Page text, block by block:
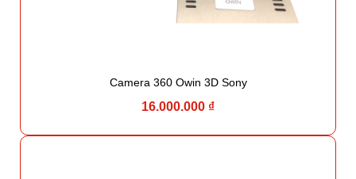
Camera 360 Owin 3D Sony
16.000.000 ₫